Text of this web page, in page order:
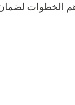
أهم الخطوات